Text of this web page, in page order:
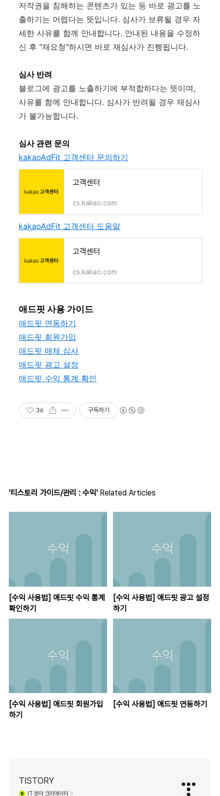
저작권을 침해하는 콘텐츠가 있는 등 바로 광고를 노
출하기는 어렵다는 뜻입니다. 심사가 보류될 경우 자
세한 사유를 함께 안내합니다. 안내된 내용을 수정하
신 후 "재요청"하시면 바로 재심사가 진행됩니다.
심사 반려
블로그에 광고를 노출하기에 부적합하다는 뜻이며,
사유를 함께 안내합니다. 심사가 반려될 경우 재심사
가 불가능합니다.
심사 관련 문의
kakaoAdFit 고객센터 문의하기
고객센터
cs.kakao.com
kakaoAdFit 고객센터 도움말
고객센터
cs.kakao.com
애드핏 사용 가이드
애드핏 연동하기
애드핏 회원가입
애드핏 매체 심사
애드핏 광고 설정
애드핏 수익 통계 확인
36 구독하기
'티스토리 가이드/관리 : 수익' Related Articles
[수익 사용법] 애드핏 수익 통계
확인하기
[수익 사용법] 애드핏 광고 설정
하기
[수익 사용법] 애드핏 회원가입
하기
[수익 사용법] 애드핏 연동하기
TISTORY
IT 분야 크리에이터